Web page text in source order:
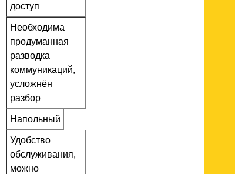
доступ
Необходима
продуманная
разводка
коммуникаций,
усложнён
разбор
Напольный
Удобство
обслуживания,
можно